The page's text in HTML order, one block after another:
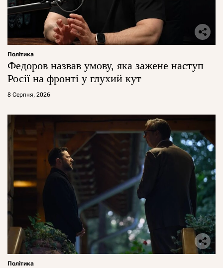
Політика
Федоров назвав умову, яка зажене наступ
Росії на фронті у глухий кут
8 Серпня, 2026
Політика